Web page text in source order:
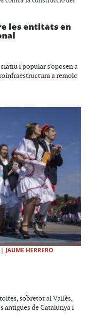
les entitats en
i popular s'oposen a
a remolc
| JAUME HERRERO
sobretot al Vallès,
antigues de Catalunya i